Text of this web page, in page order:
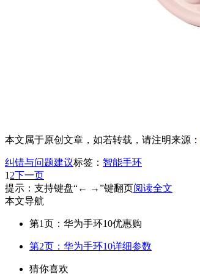
本文属于原创文章，如若转载，请注明来源：
纠错与问题建议标签： 智能手环
1 2下一页
提示：支持键盘“← →”键翻页阅读全文
本文导航
第1页：华为手环10优惠购
第2页：华为手环10详细参数
猜你喜欢